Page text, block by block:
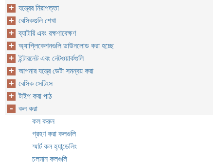
যন্ত্রের নিরাপত্তা
বেসিকগুলি শেখা
ব্যাটারি এবং রক্ষণাবেক্ষণ
অ্যাপ্লিকেশনগুলি ডাউনলোড করা হচ্ছে
ইন্টারনেট এবং নেটওয়ার্কগুলি
আপনার যন্ত্রে ডেটা সমন্বয় করা
বেসিক সেটিংস
টাইপ করা পাঠ
কল করা
কল করুন
গ্রহণ করা কলগুলি
স্মার্ট কল হ্যান্ডেলিং
চলমান কলগুলি